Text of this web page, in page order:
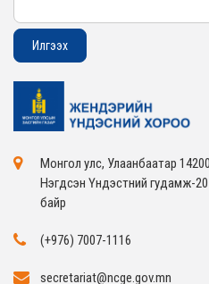
Монгол улс, Улаанбаатар
Нэгдсэн Үндэстний гудамж-
байр
(+976) 7007-1116
secretariat@ncge.gov.mn